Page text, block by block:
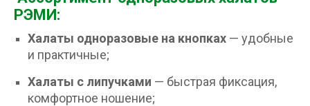
РЭМИ:
Халаты одноразовые на кнопках — удобные
и практичные;
Халаты с липучками — быстрая фиксация,
комфортное ношение;